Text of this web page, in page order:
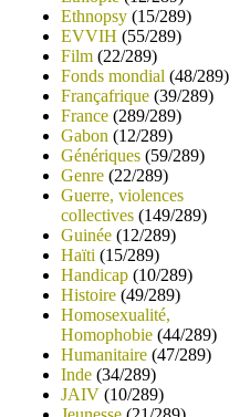
Ethnopsy (15/289)
EVVIH (55/289)
Film (22/289)
Fonds mondial (48/289)
Françafrique (39/289)
France (289/289)
Gabon (12/289)
Génériques (59/289)
Genre (22/289)
Guerre, violences
collectives (149/289)
Guinée (12/289)
Haïti (15/289)
Handicap (10/289)
Histoire (49/289)
Homosexualité,
Homophobie (44/289)
Humanitaire (47/289)
Inde (34/289)
JAIV (10/289)